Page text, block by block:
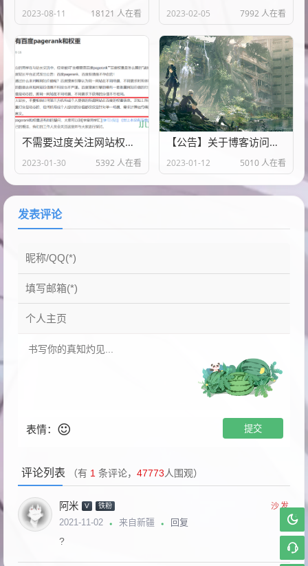
2023-08-11 18121 人在看 2023-02-05 7992 人在看
不需要过度关注网站权重，内容质量才是重点
2023-01-30 5392 人在看
【公告】关于博客访问异常说明
2023-01-12 5010 人在看
发表评论
表情：
评论列表 （有 1 条评论， 47773人围观）
阿米 V 铁粉 沙发
2021-11-02 来自新疆 回复
?